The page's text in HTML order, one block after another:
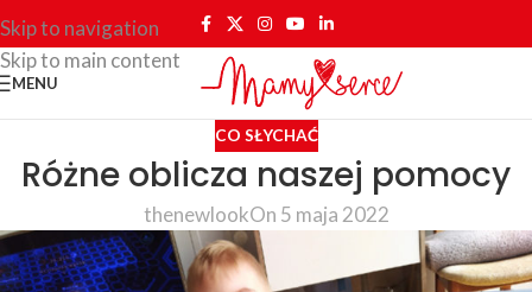
Skip to navigation
Skip to main content
MENU
CO SŁYCHAĆ
Różne oblicza naszej pomocy
thenewlookOn 5 maja 2022